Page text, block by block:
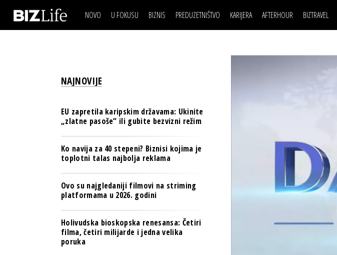
NOVO U FOKUSU BIZNIS
BANKE
OSIGURANJE
TECH I AI
BIZNIS & SPORT
PULS REGIONA
NOVO NA RAFU
PREDUZETNIŠTVO KARIJERA AFTERHOUR BIZTRAVEL
IZJAVA DANABIZNIS SCENA
BREND I KOMUNIKACIJE
OSIGURANJE
TECH I AI
PULS REGIONA
POSAO
MOJ UGAO
FILM I SCENA
AUTO SVET
NAJNOVIJE
EU zapretila karipskim državama: Ukinite
„zlatne pasoše“ ili gubite bezvizni režim
Ko navija za 40 stepeni? Biznisi kojima je
toplotni talas najbolja reklama
Ovo su najgledaniji filmovi na striming
platformama u 2026. godini
Holivudska bioskopska renesansa: Četiri
filma, četiri milijarde i jedna velika
poruka